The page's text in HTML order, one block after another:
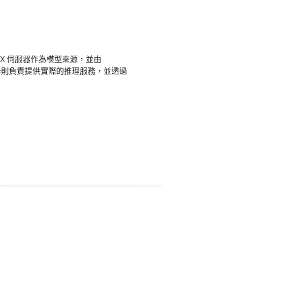
伺服器作為模型來源，並由
負責提供實際的推理服務，並透過